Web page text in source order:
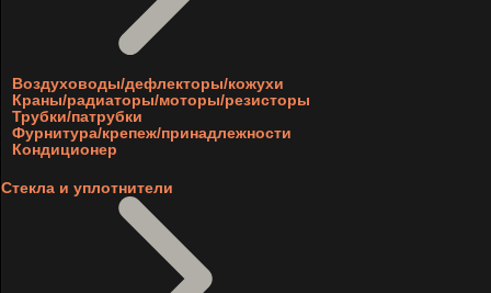
Воздуховоды/дефлекторы/кожухи
Краны/радиаторы/моторы/резисторы
Трубки/патрубки
Фурнитура/крепеж/принадлежности
Кондиционер
Стекла и уплотнители